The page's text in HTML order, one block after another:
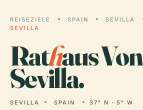
REISEZIELE SPAIN SEVILLA
SEVILLA
Rathaus Von
Sevilla.
SEVILLA SPAIN 37° N · 5° W